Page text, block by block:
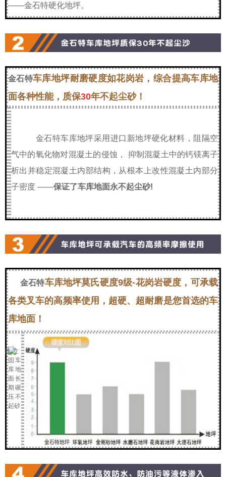
——金石特硬化地坪。
金石特车库地坪耐磨硬度如花岗岩，综合提高车库地
面各种性能，质保30年不起尘砂！
金石特车库地坪采用进口新地坪硬化材料，阻隔空
气中的氧化物对混凝土的侵蚀， 抑制混凝土中的钙镁离子
析出并稳定混凝土内部结构，从根本上改性混凝土内部分
子密度 ——保证了车库地面永不起尘砂!
金石特车库地坪莫氏硬度9级-花岗岩硬度，可承载
各类叉车的高频率使用，超硬、超耐磨是您首选的车
库地面！